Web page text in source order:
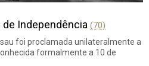
Independência (70)
foi proclamada unilateralmente a
formalmente a 10 de